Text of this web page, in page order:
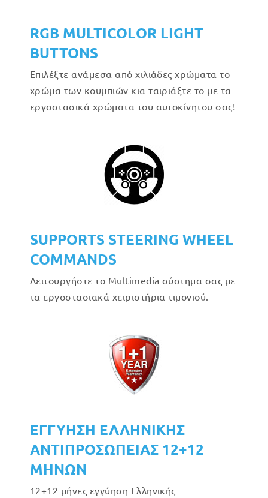
RGB MULTICOLOR LIGHT
BUTTONS
Επιλέξτε ανάμεσα από χιλιάδες χρώματα το
χρώμα των κουμπιών κια ταιριάξτε το με τα
εργοστασικά χρώματα του αυτοκίνητου σας!
SUPPORTS STEERING WHEEL
COMMANDS
Λειτουργήστε το Multimedia σύστημα σας με
τα εργοστασιακά χειριστήρια τιμονιού.
ΕΓΓΥΗΣΗ ΕΛΛΗΝΙΚΗΣ
ΑΝΤΙΠΡΟΣΩΠΕΙΑΣ 12+12
ΜΗΝΩΝ
12+12 μήνες εγγύηση Ελληνικής